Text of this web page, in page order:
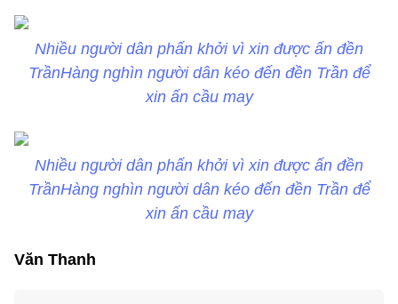
Nhiều người dân phấn khởi vì xin được ấn đền
TrầnHàng nghìn người dân kéo đến đền Trần để
xin ấn cầu may
Nhiều người dân phấn khởi vì xin được ấn đền
TrầnHàng nghìn người dân kéo đến đền Trần để
xin ấn cầu may
Văn Thanh